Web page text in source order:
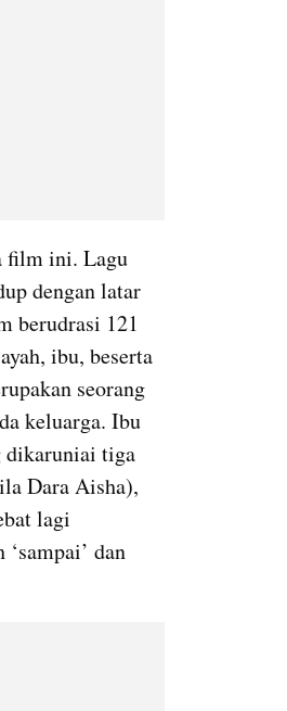
film ini. Lagu
dengan latar
berudrasi 121
ibu, beserta
seorang
keluarga. Ibu
dikaruniai tiga
Dara Aisha),
lagi
dan